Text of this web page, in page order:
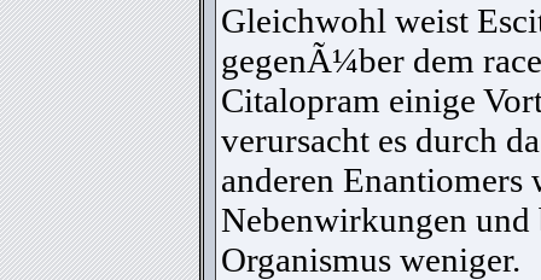
Gleichwohl weist
gegenÃ¼ber dem
Citalopram einige
verursacht es durch
anderen Enantiomers
Nebenwirkungen und
Organismus weniger.